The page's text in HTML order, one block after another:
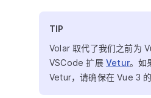
TIP
Volar 取代了我们之前为
VSCode 扩展 Vetur。如
Vetur，请确保在 Vue 3 的